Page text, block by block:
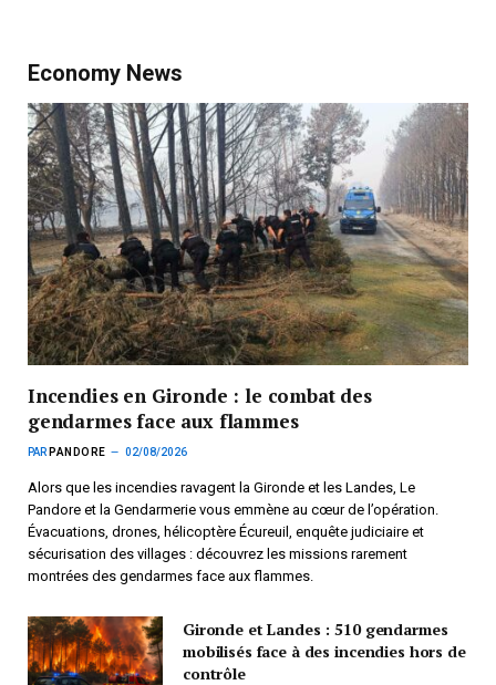
Economy News
Incendies en Gironde : le combat des
gendarmes face aux flammes
PAR PANDORE 02/08/2026
Alors que les incendies ravagent la Gironde et les Landes, Le
Pandore et la Gendarmerie vous emmène au cœur de l’opération.
Évacuations, drones, hélicoptère Écureuil, enquête judiciaire et
sécurisation des villages : découvrez les missions rarement
montrées des gendarmes face aux flammes.
Gironde et Landes : 510 gendarmes
mobilisés face à des incendies hors de
contrôle